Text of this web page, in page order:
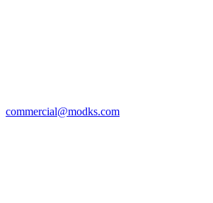
commercial@modks.com